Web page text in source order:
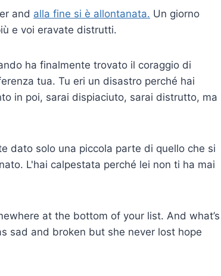
and alla fine si è allontanata. Un giorno
e voi eravate distrutti.
ha finalmente trovato il coraggio di
tua. Tu eri un disastro perché hai
in poi, sarai dispiaciuto, sarai distrutto, ma
dato solo una piccola parte di quello che si
L'hai calpestata perché lei non ti ha mai
at the bottom of your list. And what’s
sad and broken but she never lost hope